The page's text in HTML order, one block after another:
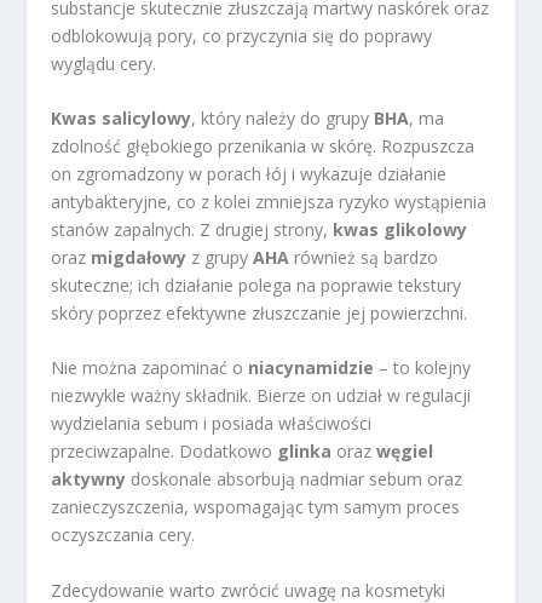
substancje skutecznie złuszczają martwy naskórek oraz
odblokowują pory, co przyczynia się do poprawy
wyglądu cery.
Kwas salicylowy, który należy do grupy BHA, ma
zdolność głębokiego przenikania w skórę. Rozpuszcza
on zgromadzony w porach łój i wykazuje działanie
antybakteryjne, co z kolei zmniejsza ryzyko wystąpienia
stanów zapalnych. Z drugiej strony, kwas glikolowy
oraz migdałowy z grupyAHA również są bardzo
skuteczne; ich działanie polega na poprawie tekstury
skóry poprzez efektywne złuszczanie jej powierzchni.
Nie można zapominać o niacynamidzie – to kolejny
niezwykle ważny składnik. Bierze on udział w regulacji
wydzielania sebum i posiada właściwości
przeciwzapalne. Dodatkowo glinka orazwęgiel
aktywny doskonale absorbują nadmiar sebum oraz
zanieczyszczenia, wspomagając tym samym proces
oczyszczania cery.
Zdecydowanie warto zwrócić uwagę na kosmetyki